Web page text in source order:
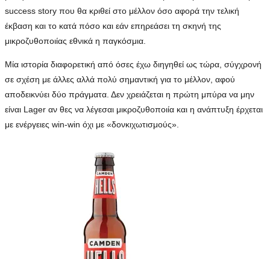
success story που θα κριθεί στο μέλλον όσο αφορά την τελική
έκβαση και το κατά πόσο και εάν επηρεάσει τη σκηνή της
μικροζυθοποιίας εθνικά η παγκόσμια.
Μία ιστορία διαφορετική από όσες έχω διηγηθεί ως τώρα, σύγχρονή
σε σχέση με άλλες αλλά πολύ σημαντική για το μέλλον, αφού
αποδεικνύει δύο πράγματα. Δεν χρειάζεται η πρώτη μπύρα να μην
είναι Lager αν θες να λέγεσαι μικροζυθοποιία και η ανάπτυξη έρχεται
με ενέργειες win-win όχι με «δονκιχωτισμούς».